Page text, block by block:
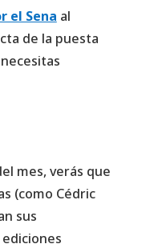
el Sena al
de la puesta
mes, verás que
(como Cédric
sus